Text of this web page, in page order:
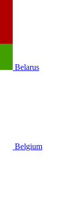
Belarus
Belgium